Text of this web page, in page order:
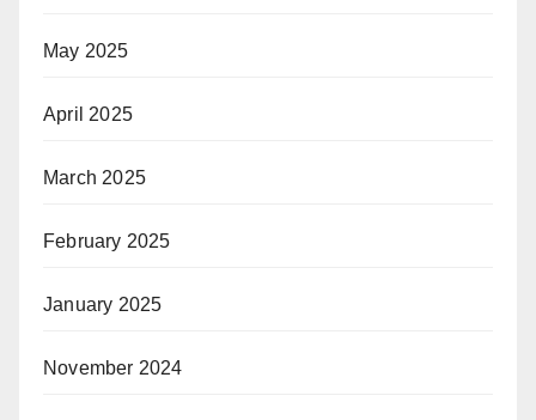
May 2025
April 2025
March 2025
February 2025
January 2025
November 2024